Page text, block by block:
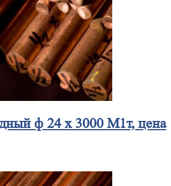
ф 24 х 3000 М1т, цена